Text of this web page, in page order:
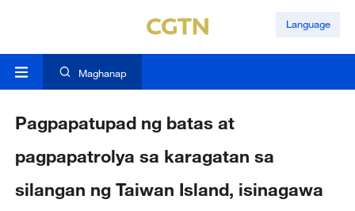
Language
Maghanap
Pagpapatupad ng batas at
pagpapatrolya sa karagatan sa
silangan ng Taiwan Island, isinagawa